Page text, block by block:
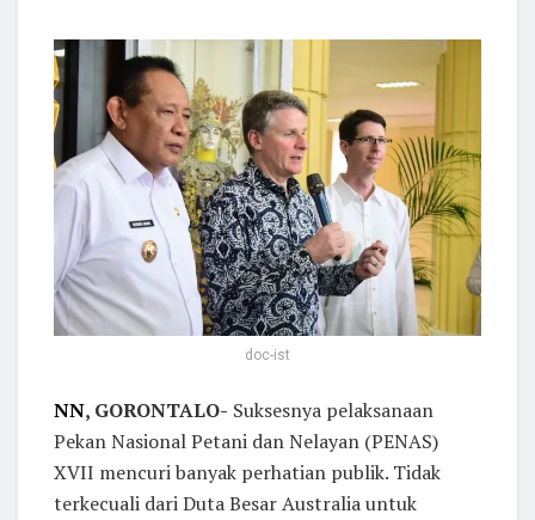
doc-ist
NN, GORONTALO- Suksesnya pelaksanaan
Pekan Nasional Petani dan Nelayan (PENAS)
XVII mencuri banyak perhatian publik. Tidak
terkecuali dari Duta Besar Australia untuk